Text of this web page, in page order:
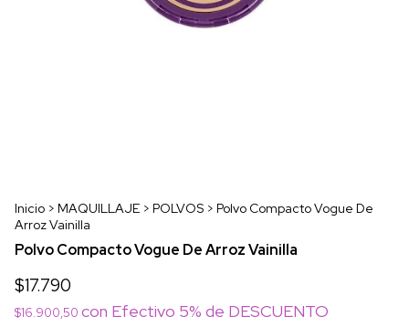
Inicio > MAQUILLAJE > POLVOS > Polvo Compacto Vogue De
Arroz Vainilla
Polvo Compacto Vogue De Arroz Vainilla
$17.790
$16.900,50 con Efectivo 5% de DESCUENTO